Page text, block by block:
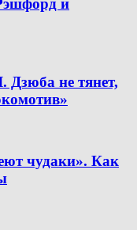
и
Дзюба не тянет,
чудаки». Как